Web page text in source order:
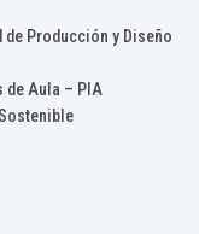
de Producción y Diseño
de Aula – PIA